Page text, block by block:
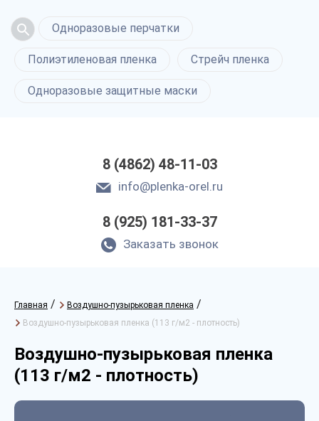
Одноразовые перчатки
Полиэтиленовая пленка Стрейч пленка
Одноразовые защитные маски
8 (4862) 48-11-03
info@plenka-orel.ru
8 (925) 181-33-37
Заказать звонок
Главная / Воздушно-пузырьковая пленка /
Воздушно-пузырьковая пленка (113 г/м2 - плотность)
Воздушно-пузырьковая пленка
(113 г/м2 - плотность)